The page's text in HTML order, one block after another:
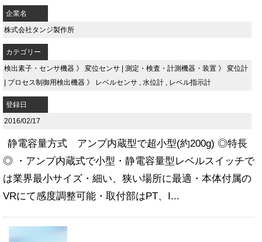
企業名
株式会社タンジ製作所
カテゴリー
検出素子・センサ機器 》 変位センサ | 測定・検査・計測機器・装置 》 変位計
| プロセス制御用検出機器 》 レベルセンサ 水位計 レベル指示計
登録日
2016/02/17
静電容量方式 アンプ内蔵型で超小型(約200g) ◎特長
◎ ・アンプ内蔵式で小型・静電容量型レベルスイッチで
は業界最小サイズ・細い、狭い場所に最適・本体付属の
VRにて感度調整可能・取付部はPT、I...